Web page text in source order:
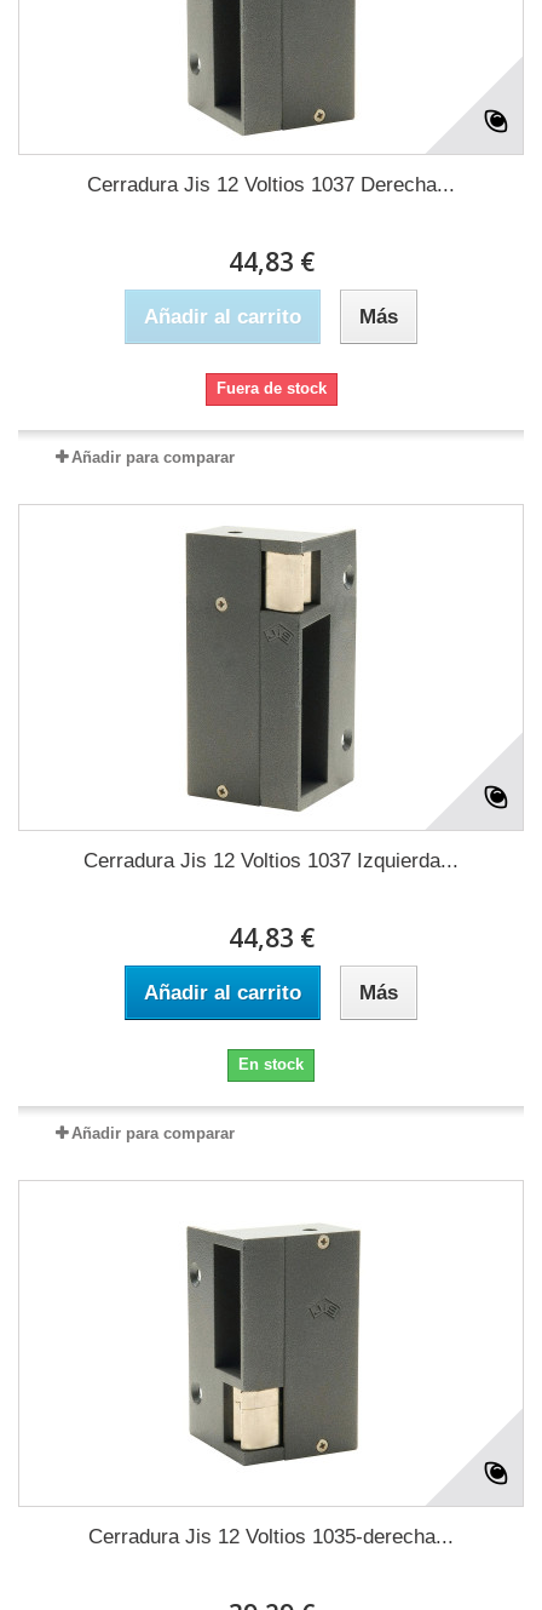
Cerradura Jis 12 Voltios 1037 Derecha...
44,83 €
Añadir al carrito Más
Fuera de stock
Añadir para comparar
Cerradura Jis 12 Voltios 1037 Izquierda...
44,83 €
Añadir al carrito Más
En stock
Añadir para comparar
Cerradura Jis 12 Voltios 1035-derecha...